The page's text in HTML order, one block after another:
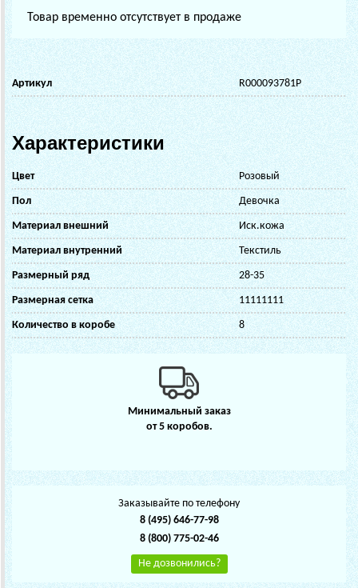
Товар временно отсутствует в продаже
Артикул R000093781P
Характеристики
Цвет Розовый
Пол Девочка
Материал внешний Иск.кожа
Материал внутренний Текстиль
Размерный ряд 28-35
Размерная сетка 11111111
Количество в коробе 8
Минимальный заказ
от 5 коробов.
Заказывайте по телефону
8 (495) 646-77-98
8 (800) 775-02-46
Не дозвонились?